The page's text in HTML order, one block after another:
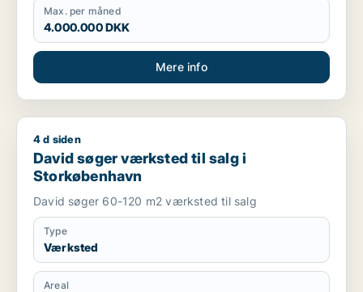
Max. per måned
4.000.000 DKK
Mere info
David søger værksted til salg i Storkøbenhavn
4 d siden
David søger værksted til salg i
Storkøbenhavn
David søger 60-120 m2 værksted til salg
Type
Værksted
Areal